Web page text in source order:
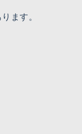
ます。